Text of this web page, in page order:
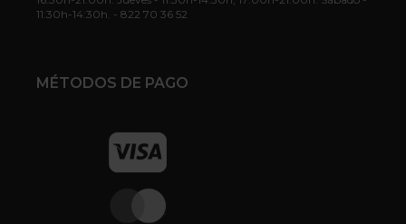
11:30h-14:30h. - 822 70 36 52
MÉTODOS DE PAGO